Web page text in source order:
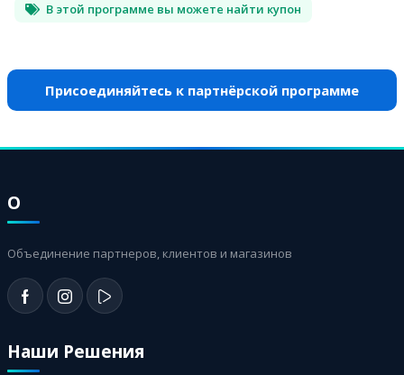
В этой программе вы можете найти купон
Присоединяйтесь к партнёрской программе
О
Объединение партнеров, клиентов и магазинов
Наши Решения